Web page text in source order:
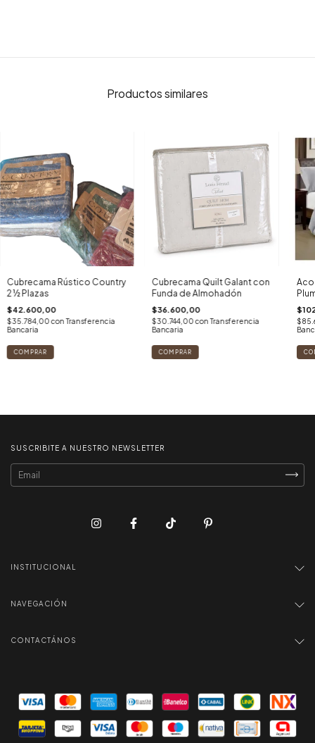
Productos similares
Cubrecama Rústico Country
2 ½ Plazas
$42.600,00
$35.784,00con Transferencia
Bancaria
Cubrecama Quilt Galant con
Funda de Almohadón
$36.600,00
$30.744,00con Transferencia
Bancaria
COMPRAR
SUSCRIBITE A NUESTRO NEWSLETTER
INSTITUCIONAL
NAVEGACIÓN
CONTACTÁNOS